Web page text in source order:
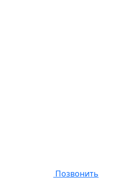
Позвонить